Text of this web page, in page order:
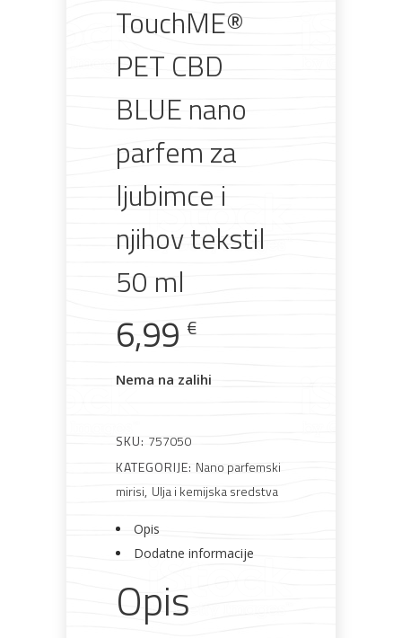
Pogledajte što je novo
u ponudi
Pločasti
materijali pribor
lakovi
Građevinski
materijali
Metalna
galanterija
Elektromaterijal
roba
TouchME®
PET CBD
BLUE nano
parfem za
ljubimce i
njihov tekstil
50 ml
6,99 €
Nema na zalihi
SKU: 757050
KATEGORIJE: Nano parfemski
mirisi, Ulja i kemijska sredstva
Opis
Dodatne informacije
Opis